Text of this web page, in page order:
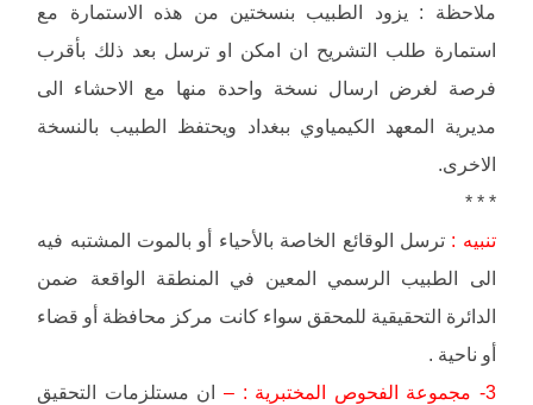
ملاحظة : يزود الطبيب بنسختين من هذه الاستمارة مع
استمارة طلب التشريح ان امكن او ترسل بعد ذلك بأقرب
فرصة لغرض ارسال نسخة واحدة منها مع الاحشاء الى
مديرية المعهد الكيمياوي ببغداد ويحتفظ الطبيب بالنسخة
الاخرى.
* * *
تنبيه : ترسل الوقائع الخاصة بالأحياء أو بالموت المشتبه فيه
الى الطبيب الرسمي المعين في المنطقة الواقعة ضمن
الدائرة التحقيقية للمحقق سواء كانت مركز محافظة أو قضاء
أو ناحية .
3- مجموعة الفحوص المختبرية : –
ان مستلزمات التحقيق